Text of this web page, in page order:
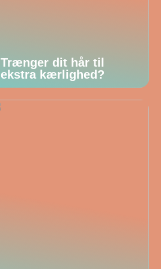
Trænger dit hår til
ekstra kærlighed?